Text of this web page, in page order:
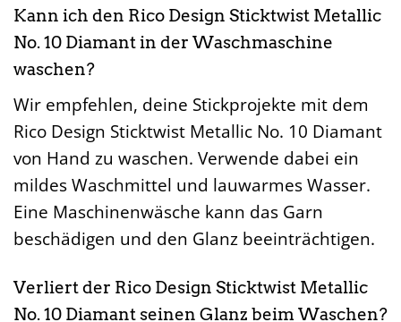
Kann ich den Rico Design Sticktwist Metallic
No. 10 Diamant in der Waschmaschine
waschen?
Wir empfehlen, deine Stickprojekte mit dem
Rico Design Sticktwist Metallic No. 10 Diamant
von Hand zu waschen. Verwende dabei ein
mildes Waschmittel und lauwarmes Wasser.
Eine Maschinenwäsche kann das Garn
beschädigen und den Glanz beeinträchtigen.
Verliert der Rico Design Sticktwist Metallic
No. 10 Diamant seinen Glanz beim Waschen?